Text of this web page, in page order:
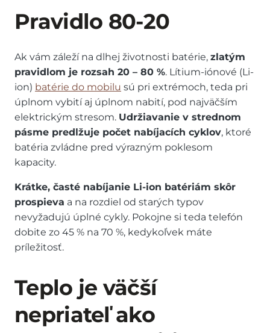
Pravidlo 80-20
Ak vám záleží na dlhej životnosti batérie, zlatým
pravidlom je rozsah 20 – 80 %. Lítium-iónové (Li-
ion) batérie do mobilu sú pri extrémoch, teda pri
úplnom vybití aj úplnom nabití, pod najväčším
elektrickým stresom. Udržiavanie v strednom
pásme predlžuje počet nabíjacích cyklov, ktoré
batéria zvládne pred výrazným poklesom
kapacity.
Krátke, časté nabíjanie Li-ion batériám skôr
prospieva a na rozdiel od starých typov
nevyžadujú úplné cykly. Pokojne si teda telefón
dobite zo 45 % na 70 %, kedykoľvek máte
príležitosť.
Teplo je väčší
nepriateľ ako